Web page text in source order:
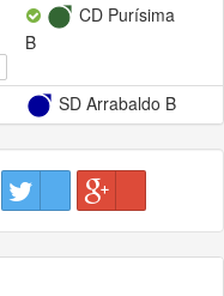
CD Purísima
B
SD Arrabaldo B